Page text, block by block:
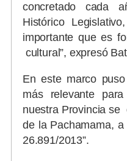
concretado cada
Histórico
importante que es
cultural”, expresó
En este marco
más relevante
nuestra Provincia se
de la Pachamama,
26.891/2013”.